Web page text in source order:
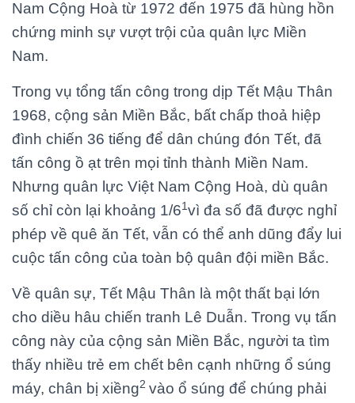
Nam Cộng Hoà từ 1972 đến 1975 đã hùng hồn
chứng minh sự vượt trội của quân lực Miền
Nam.
Trong vụ tổng tấn công trong dịp Tết Mậu Thân
1968, cộng sản Miền Bắc, bất chấp thoả hiệp
đình chiến 36 tiếng để dân chúng đón Tết, đã
tấn công ồ ạt trên mọi tỉnh thành Miền Nam.
Nhưng quân lực Việt Nam Cộng Hoà, dù quân
số chỉ còn lại khoảng 1/61vì đa số đã được nghỉ
phép về quê ăn Tết, vẫn có thể anh dũng đẩy lui
cuộc tấn công của toàn bộ quân đội miền Bắc.
Về quân sự, Tết Mậu Thân là một thất bại lớn
cho diều hâu chiến tranh Lê Duẫn. Trong vụ tấn
công này của cộng sản Miền Bắc, người ta tìm
thấy nhiều trẻ em chết bên cạnh những ổ súng
máy, chân bị xiềng2 vào ổ súng để chúng phải